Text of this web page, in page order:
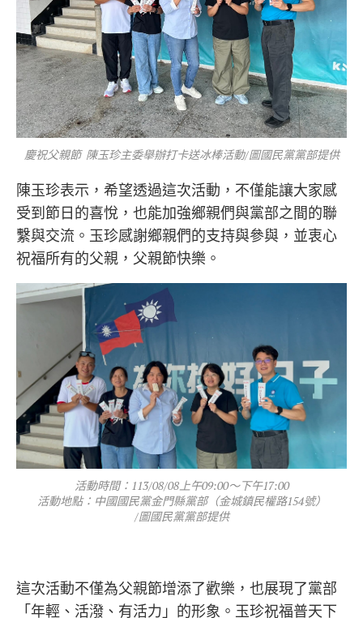
慶祝父親節 陳玉珍主委舉辦打卡送冰棒活動/圖國民黨黨部提供
陳玉珍表示，希望透過這次活動，不僅能讓大家感
受到節日的喜悅，也能加強鄉親們與黨部之間的聯
繫與交流。玉珍感謝鄉親們的支持與參與，並衷心
祝福所有的父親，父親節快樂。
活動時間：113/08/08上午09:00～下午17:00
活動地點：中國國民黨金門縣黨部（金城鎮民權路154號）
/圖國民黨黨部提供
這次活動不僅為父親節增添了歡樂，也展現了黨部
「年輕、活潑、有活力」的形象。玉珍祝福普天下